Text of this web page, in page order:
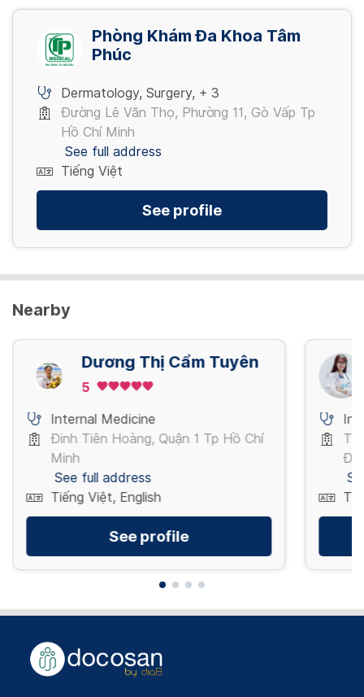
Cạo vôi răng
300,000 VND
(Giá đã giảm)
2,500,000 - 3,500,000 VND/ 01 CÁI
Răng sứ thẩm mỹ (Lava 3m)
4,500,000 - 7,000,000 VND/ 01 CÁI
Phòng Khám Đa Khoa Tâm
Phúc
Dermatology, Surgery, + 3
Đường Lê Văn Thọ, Phường 11, Gò Vấp Tp
Hồ Chí Minh
See full address
Tiếng Việt
See profile
Nearby
Dương Thị Cẩm Tuyên
5
Internal Medicine
Đinh Tiên Hoàng, Quận 1 Tp Hồ Chí
Minh
See full address
Tiếng Việt, English
See profile